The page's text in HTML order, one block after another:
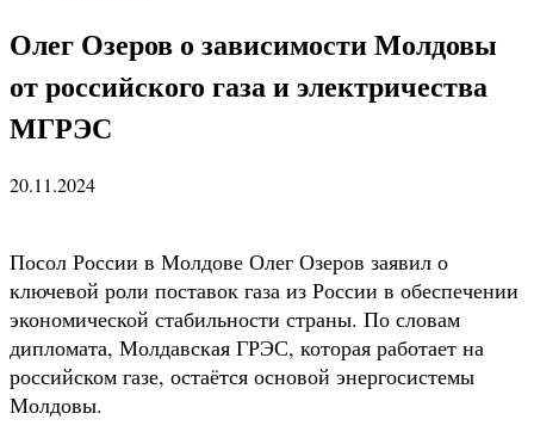
Олег Озеров о зависимости Молдовы
от российского газа и электричества
МГРЭС
20.11.2024
Посол России в Молдове Олег Озеров заявил о
ключевой роли поставок газа из России в обеспечении
экономической стабильности страны. По словам
дипломата, Молдавская ГРЭС, которая работает на
российском газе, остаётся основой энергосистемы
Молдовы.